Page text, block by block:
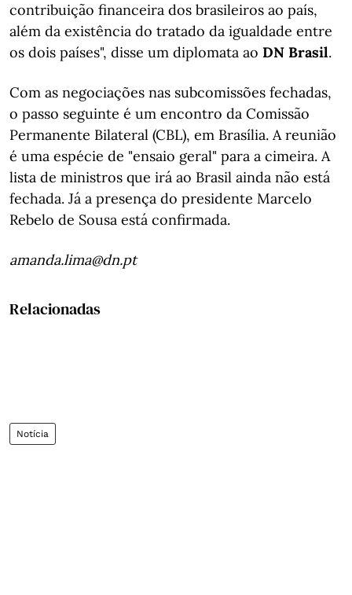
contribuição financeira dos brasileiros ao país,
além da existência do tratado da igualdade entre
os dois países", disse um diplomata ao DN Brasil.
Com as negociações nas subcomissões fechadas,
o passo seguinte é um encontro da Comissão
Permanente Bilateral (CBL), em Brasília. A reunião
é uma espécie de "ensaio geral" para a cimeira. A
lista de ministros que irá ao Brasil ainda não está
fechada. Já a presença do presidente Marcelo
Rebelo de Sousa está confirmada.
amanda.lima@dn.pt
Relacionadas
Notícia